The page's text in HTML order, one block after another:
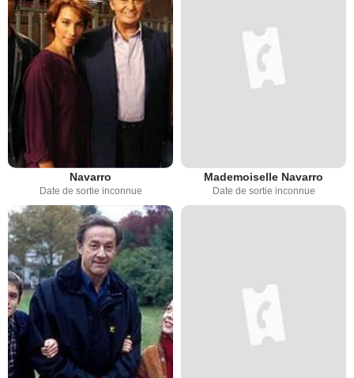
Navarro
Date de sortie inconnue
Mademoiselle Navarro
Date de sortie inconnue